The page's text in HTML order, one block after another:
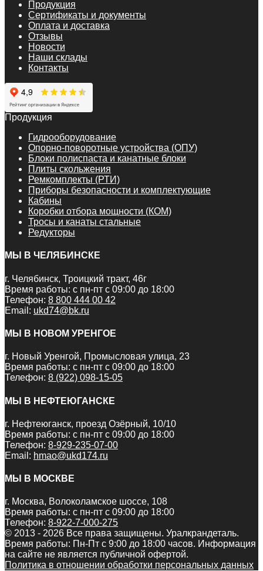
Продукция
Сертификаты и документы
Оплата и доставка
Отзывы
Новости
Наши склады
Контакты
Продукция
Гидрооборудование
Опорно-поворотные устройства (ОПУ)
Блоки полиспаста и канатные блоки
Плиты скольжения
Ремкомплекты (РТИ)
Приборы безопасности и комплектующие
Кабины
Коробки отбора мощности (КОМ)
Тросы и канаты стальные
Редукторы
МЫ В ЧЕЛЯБИНСКЕ
г. Челябинск, Троицкий тракт, 46г
Время работы: с пн-пт с 09:00 до 18:00
Телефон: 8 800 444 00 42
Email: ukd74@bk.ru
МЫ В НОВОМ УРЕНГОЕ
г. Новый Уренгой, Промысловая улица, 23
Время работы: с пн-пт с 09:00 до 18:00
Телефон: 8 (922) 098-15-05
МЫ В НЕФТЕЮГАНСКЕ
г. Нефтеюганск, проезд Озёрный, 10/10
Время работы: с пн-пт с 09:00 до 18:00
Телефон: 8-929-235-07-00
Email: hmao@ukd174.ru
МЫ В МОСКВЕ
г. Москва, Волоколамское шоссе, 108
Время работы: с пн-пт с 09:00 до 18:00
Телефон: 8-922-7-000-275
© 2013 - 2026 Все права защищены. Уралкрандеталь.
Время работы: Пн-Пт c 9:00 до 18:00 часов. Информация
на сайте не является публичной офертой.
Политика в отношении обработки персональных данных